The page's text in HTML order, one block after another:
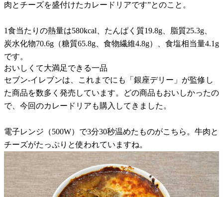
肉とチーズを盛付けたカレードリアです”とのこと。
1食当たりの熱量は580kcal、たんぱく質19.8g、脂質25.3g、
炭水化物70.6g（糖質65.8g、食物繊維4.8g）、食塩相当量4.1g
です。
おいしくて大満足できる一品
セブン-イレブンは、これまでにも「銀座デリー」が監修し
た商品を数多く発売しています。どの商品もおいしかったの
で、今回のカレードリアも購入してきました。
電子レンジ（500W）で3分30秒温めたものがこちら。牛肉と
チーズがたっぷりと使われていますね。